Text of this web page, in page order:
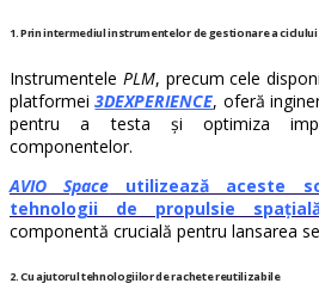
1. Prin intermediul instrumentelor de gestionare a
Instrumentele PLM, precum cele
platformei3DEXPERIENCE, oferă
pentru a testa și optimiza
componentelor.
AVIO Space utilizează aceste
tehnologii de propulsie
componentă crucială pentru lansarea
2. Cu ajutorul tehnologiilor de rachete reutilizabile